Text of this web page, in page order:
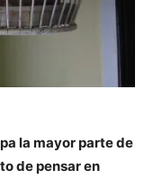
la mayor parte de
de pensar en